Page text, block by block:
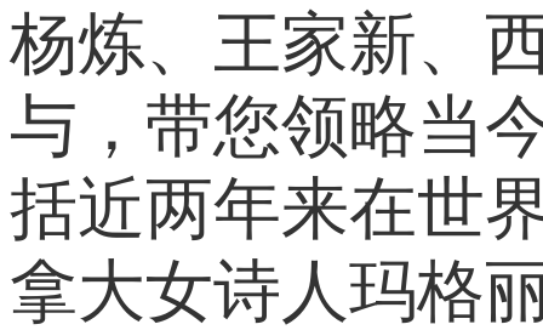
杨炼、王家新、
与，带您领略当
括近两年来在世
拿大女诗人玛格